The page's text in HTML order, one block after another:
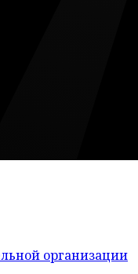
организации